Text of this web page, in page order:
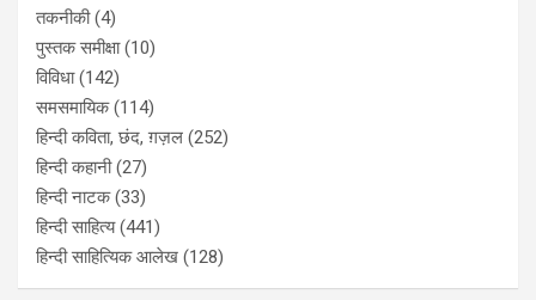
तकनीकी(4)
पुस्‍तक समीक्षा(10)
विविधा(142)
समसमायिक(114)
हिन्दी कविता, छंद, ग़ज़ल (252)
हिन्दी कहानी(27)
हिन्‍दी नाटक(33)
हिन्दी साहित्य(441)
हिन्दी साहित्यिक आलेख (128)